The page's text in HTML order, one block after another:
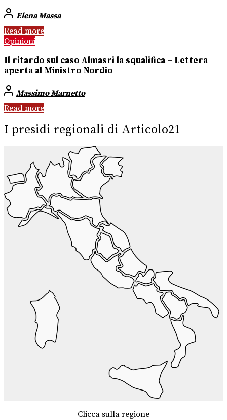
Elena Massa
Read more
Opinioni
Il ritardo sul caso Almasri la squalifica – Lettera
aperta al Ministro Nordio
Massimo Marnetto
Read more
I presidi regionali di Articolo21
Clicca sulla regione